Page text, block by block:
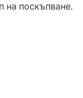
на поскъпване.